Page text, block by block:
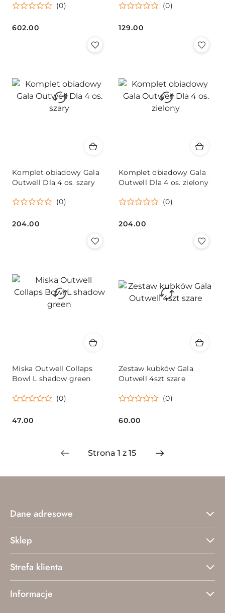
(0)
Cena:
602.00
(0)
Cena:
129.00
Komplet obiadowy Gala
Outwell Dla 4 os. szary
(0)
Cena:
204.00
Komplet obiadowy Gala
Outwell Dla 4 os. zielony
(0)
Cena:
204.00
Miska Outwell Collaps
Bowl L shadow green
(0)
Cena:
47.00
Zestaw kubków Gala
Outwell 4szt szare
(0)
Cena:
60.00
Dane adresowe
Sklep
Strefa klienta
Informacje